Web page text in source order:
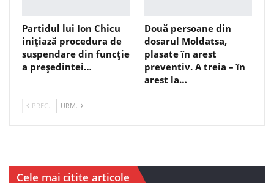
Partidul lui Ion Chicu
inițiază procedura de
suspendare din funcție
a președintei…
Două persoane din
dosarul Moldatsa,
plasate în arest
preventiv. A treia – în
arest la…
PREC. URM.
Cele mai citite articole